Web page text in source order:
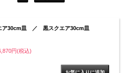
ア30cm皿 ／ 黒スクエア30cm皿
円(税込)